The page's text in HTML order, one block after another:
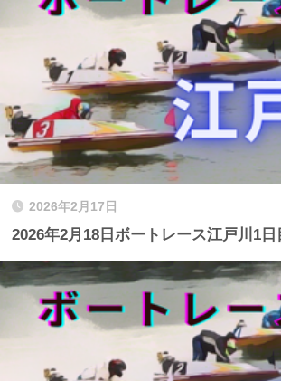
2026年2月17日
2026年2月18日ボートレース江戸川1